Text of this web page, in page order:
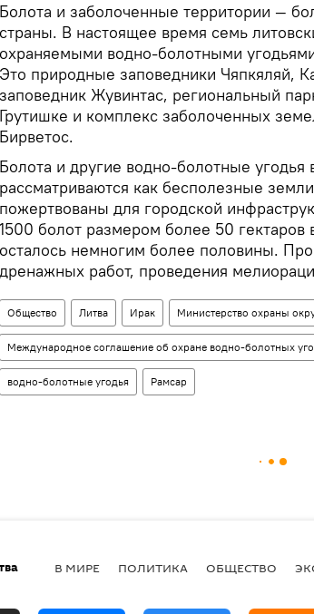
Болота и заболоченные территории —
страны. В настоящее время семь
охраняемыми водно-болотными
Это природные заповедники Чяпкяляй,
заповедник Жувинтас, региональный
Грутишке и комплекс заболоченных
Бирветос.
Болота и другие водно-болотные угодья
рассматриваются как бесполезные
пожертвованы для городской
1500 болот размером более 50
осталось немногим более половины.
дренажных работ, проведения
Общество Литва Ирак Министерство охраны
Международное соглашение об охране водно-болотных
водно-болотные угодья Рамсар
В МИРЕ ПОЛИТИКА ОБЩЕСТВО